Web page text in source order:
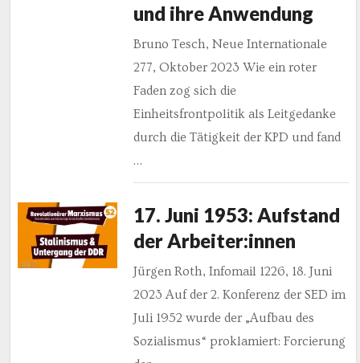
und ihre Anwendung
Bruno Tesch, Neue Internationale
277, Oktober 2023 Wie ein roter
Faden zog sich die
Einheitsfrontpolitik als Leitgedanke
durch die Tätigkeit der KPD und fand
…
17. Juni 1953: Aufstand
der Arbeiter:innen
Jürgen Roth, Infomail 1226, 18. Juni
2023 Auf der 2. Konferenz der SED im
Juli 1952 wurde der „Aufbau des
Sozialismus“ proklamiert: Forcierung